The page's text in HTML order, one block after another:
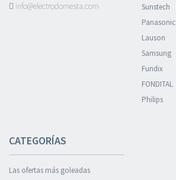
info@electrodomesta.com
Sunstech
Panasonic
Lauson
Samsung
Fundix
FONDITAL
Philips
CATEGORÍAS
Las ofertas más goleadas